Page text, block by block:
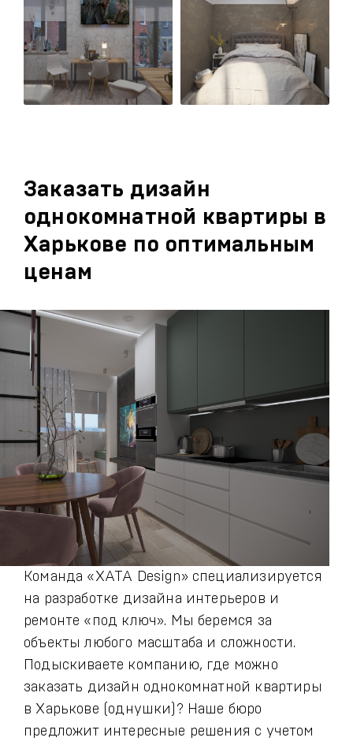
Заказать дизайн
однокомнатной квартиры в
Харькове по оптимальным
ценам
Команда «ХАТА Design» специализируется
на разработке дизайна интерьеров и
ремонте «под ключ». Мы беремся за
объекты любого масштаба и сложности.
Подыскиваете компанию, где можно
заказать дизайн однокомнатной квартиры
в Харькове (однушки)? Наше бюро
предложит интересные решения с учетом